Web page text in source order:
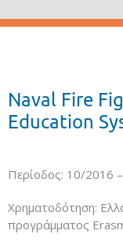
Naval Fire
Education
Περίοδος: 10/2016
Χρηματοδότηση:
προγράμματος